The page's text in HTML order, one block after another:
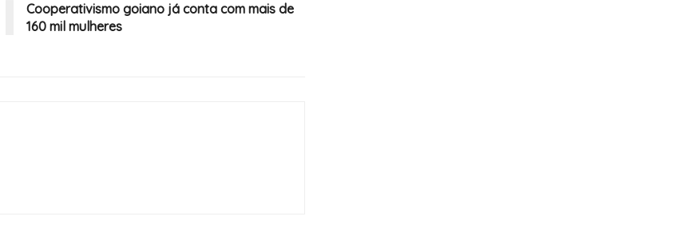
Cooperativismo goiano já conta com mais de
160 mil mulheres